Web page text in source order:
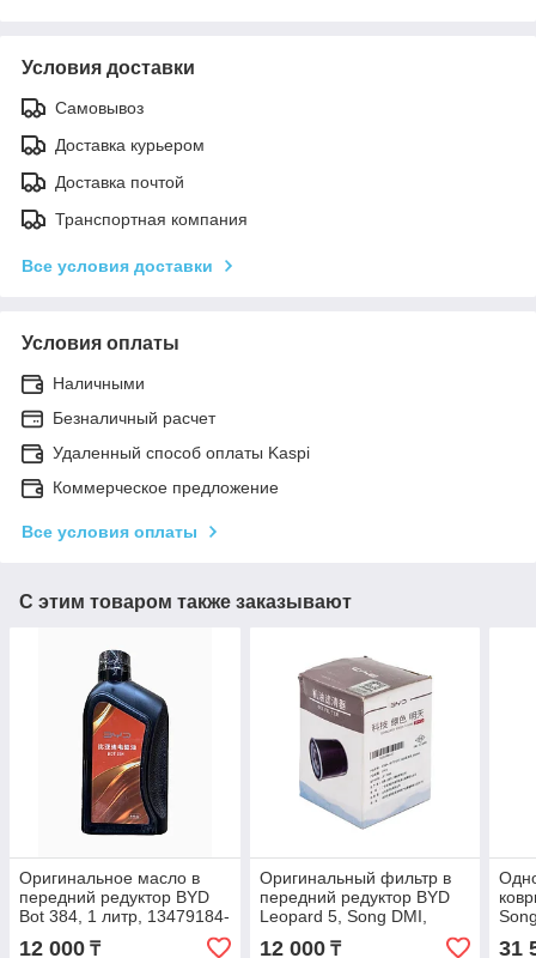
Условия доставки
Самовывоз
Доставка курьером
Доставка почтой
Транспортная компания
Все условия доставки
Условия оплаты
Наличными
Безналичный расчет
Удаленный способ оплаты Kaspi
Коммерческое предложение
Все условия оплаты
С этим товаром также заказывают
Оригинальное масло в
передний редуктор BYD
Bot 384, 1 литр, 13479184-
12 000 ₸
Оригинальный фильтр в
передний редуктор BYD
Leopard 5, Song DMI,
10920739-00, 10921408-
12 000₸ 31